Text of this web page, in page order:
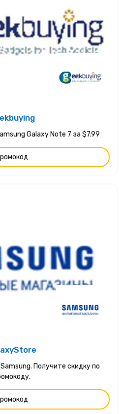
Galaxy Note 7 за $7.99
Получите скидку по